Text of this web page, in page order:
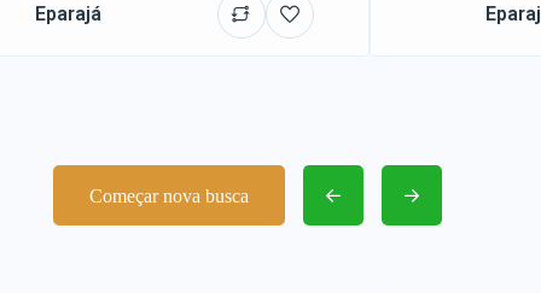
Eparajá
Começar nova busca